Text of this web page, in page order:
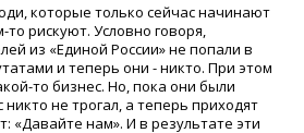
которые только сейчас начинают
рискуют. Условно говоря,
из «Единой России» не попали в
и теперь они - никто. При этом
то бизнес. Но, пока они были
не трогал, а теперь приходят
«Давайте нам». И в результате эти